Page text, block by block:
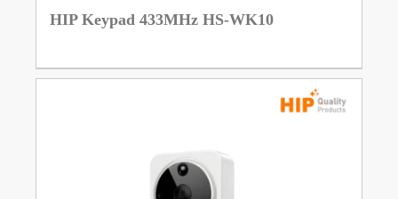
HIP Keypad 433MHz HS-WK10